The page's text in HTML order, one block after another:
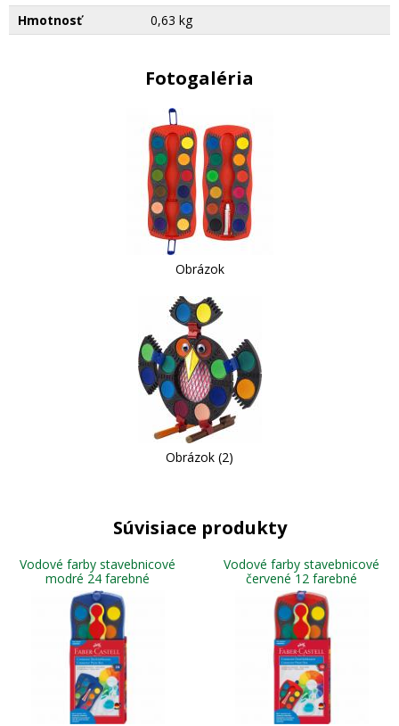
Hmotnosť 0,63 kg
Fotogaléria
Obrázok
Obrázok (2)
Súvisiace produkty
Vodové farby stavebnicové
modré 24 farebné
Vodové farby stavebnicové
červené 12 farebné